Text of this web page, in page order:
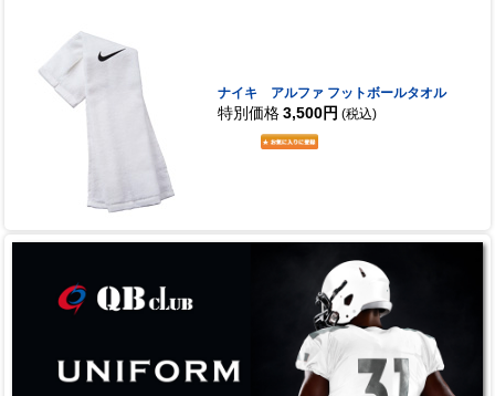
ナイキ アルファ フットボールタオル
特別価格 3,500円 (税込)